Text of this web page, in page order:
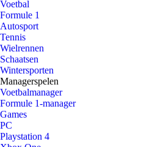
Voetbal
Formule 1
Autosport
Tennis
Wielrennen
Schaatsen
Wintersporten
Managerspelen
Voetbalmanager
Formule 1-manager
Games
PC
Playstation 4